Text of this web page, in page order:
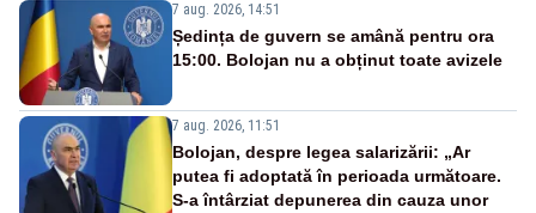
7 aug. 2026, 14:51
Ședința de guvern se amână pentru ora
15:00. Bolojan nu a obținut toate avizele
7 aug. 2026, 11:51
Bolojan, despre legea salarizării: „Ar
putea fi adoptată în perioada următoare.
S-a întârziat depunerea din cauza unor